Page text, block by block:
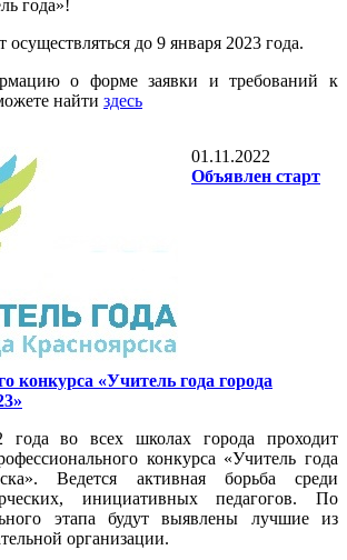
года»!
осуществляться до 9 января 2023 года.
о форме заявки и требований к
найти здесь
01.11.2022
Объявлен старт
конкурса «Учитель года города
во всех школах города проходит
конкурса «Учитель года
Ведется активная борьба среди
инициативных педагогов. По
этапа будут выявлены лучшие из
организации.